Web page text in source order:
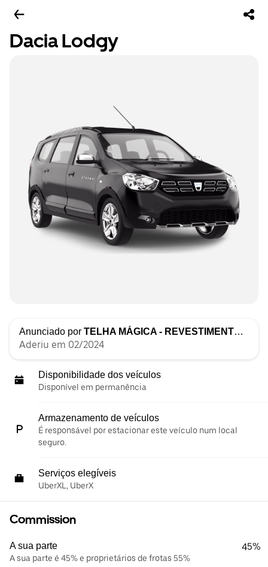
Dacia Lodgy
Anunciado por TELHA MÁGICA - REVESTIMENTOS E ISOLAMENTOS, UNIPESSOAL, LDA
Aderiu em 02/2024
Disponibilidade dos veículos
Disponível em permanência
Armazenamento de veículos
É responsável por estacionar este veículo num local
seguro.
Serviços elegíveis
UberXL, UberX
Commission
A sua parte
A sua parte é 45% e proprietários de frotas 55%
45%